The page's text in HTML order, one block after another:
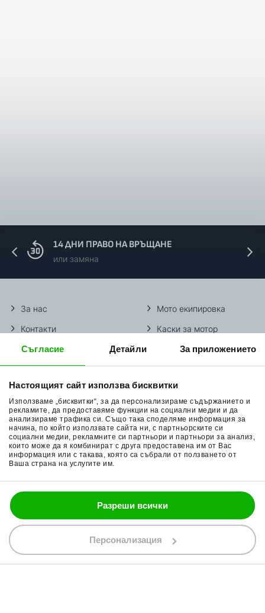
Съгласие Детайли За приложението
Настоящият сайт използва бисквитки
Използваме „бисквитки“, за да персонализираме съдържанието и
рекламите, да предоставяме функции на социални медии и да
анализираме трафика си. Също така споделяме информация за
начина, по който използвате сайта ни, с партньорските си
социални медии, рекламните си партньори и партньори за анализ,
които може да я комбинират с друга предоставена им от Вас
информация или с такава, която са събрали от ползването от
Ваша страна на услугите им.
Разреши всички
Персонализация
14 ДНИ ПРАВО НА ВРЪЩАНЕ
или замяна
За нас
Контакти
Методи доставка
Начини плащане
Връщане на стока
Общи условия
Поверителност
Политика за бисквитки
Мото екипировка
Каски за мотор
Ботуши за мотор
Гуми за мотор
Очила за мотор
Раници за мотор
Ръкавици за мотор
Части за мотор
088 200 7002
shop@bobimx.com